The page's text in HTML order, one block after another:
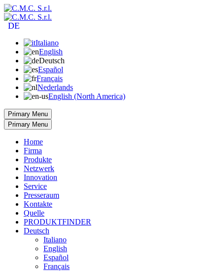
DE
Italiano
English
Deutsch
Español
Français
Nederlands
English (North America)
Primary Menu
Primary Menu
Home
Firma
Produkte
Netzwerk
Innovation
Service
Presseraum
Kontakte
Quelle
PRODUKTFINDER
Deutsch
Italiano
English
Español
Français